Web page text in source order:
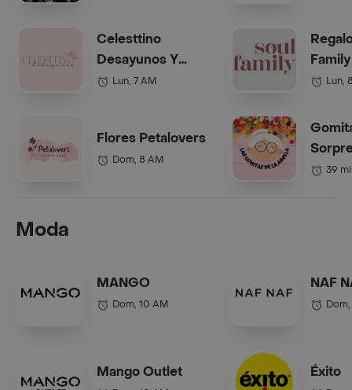
Celesttino
Desayunos Y
Anchetas Bogotá
Lun, 7 AM
Flores Petalovers
Dom, 8 AM
Lun,
39
Moda
MANGO
Dom, 10 AM
Mango Outlet
NAF
Dom,
Éxito